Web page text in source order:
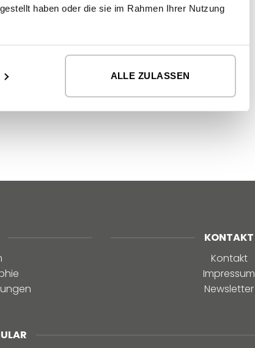
haben oder die sie im Rahmen Ihrer Nutzung
ALLE ZULASSEN
KONTAKT
Kontakt
Impressum
Newsletter